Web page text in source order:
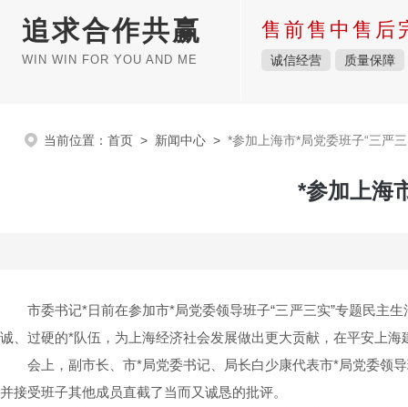
追求合作共赢
WIN WIN FOR YOU AND ME
售前售中售后
诚信经营 质量保障
当前位置： 首页 > 新闻中心 > *参加上海市*局党委班子“三严
*参加上海
市委书记*日前在参加市*局党委领导班子“三严三实”专题民主
诚、过硬的*队伍，为上海经济社会发展做出更大贡献，在平安上
会上，副市长、市*局党委书记、局长白少康代表市*局党委领
并接受班子其他成员直截了当而又诚恳的批评。